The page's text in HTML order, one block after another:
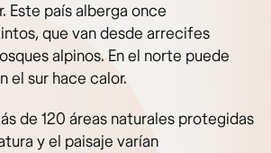
Este país alberga once
que van desde arrecifes
alpinos. En el norte puede
el sur hace calor.
de 120 áreas naturales protegidas
y el paisaje varían